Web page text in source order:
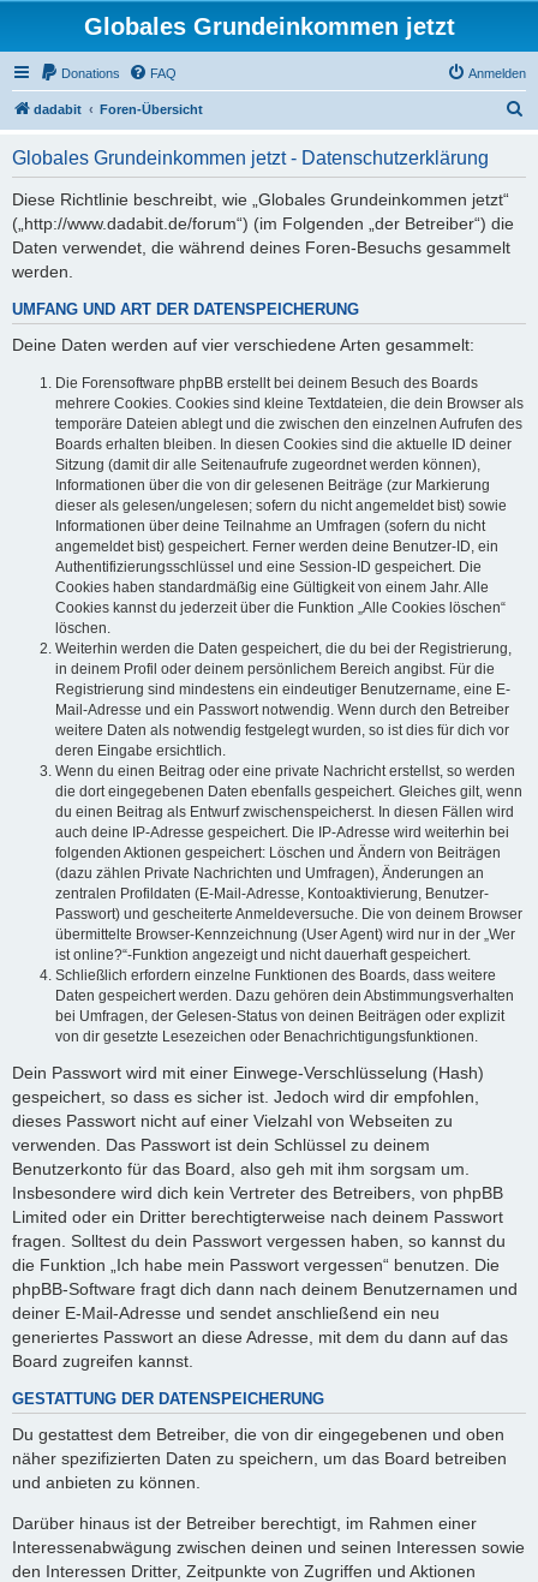
Globales Grundeinkommen jetzt
Donations FAQ Anmelden
dadabit Foren-Übersicht
Globales Grundeinkommen jetzt - Datenschutzerklärung
Diese Richtlinie beschreibt, wie „Globales Grundeinkommen jetzt“
(„http://www.dadabit.de/forum“) (im Folgenden „der Betreiber“) die
Daten verwendet, die während deines Foren-Besuchs gesammelt
werden.
UMFANG UND ART DER DATENSPEICHERUNG
Deine Daten werden auf vier verschiedene Arten gesammelt:
Die Forensoftware phpBB erstellt bei deinem Besuch des Boards
mehrere Cookies. Cookies sind kleine Textdateien, die dein Browser als
temporäre Dateien ablegt und die zwischen den einzelnen Aufrufen des
Boards erhalten bleiben. In diesen Cookies sind die aktuelle ID deiner
Sitzung (damit dir alle Seitenaufrufe zugeordnet werden können),
Informationen über die von dir gelesenen Beiträge (zur Markierung
dieser als gelesen/ungelesen; sofern du nicht angemeldet bist) sowie
Informationen über deine Teilnahme an Umfragen (sofern du nicht
angemeldet bist) gespeichert. Ferner werden deine Benutzer-ID, ein
Authentifizierungsschlüssel und eine Session-ID gespeichert. Die
Cookies haben standardmäßig eine Gültigkeit von einem Jahr. Alle
Cookies kannst du jederzeit über die Funktion „Alle Cookies löschen“
löschen.
Weiterhin werden die Daten gespeichert, die du bei der Registrierung,
in deinem Profil oder deinem persönlichem Bereich angibst. Für die
Registrierung sind mindestens ein eindeutiger Benutzername, eine E-
Mail-Adresse und ein Passwort notwendig. Wenn durch den Betreiber
weitere Daten als notwendig festgelegt wurden, so ist dies für dich vor
deren Eingabe ersichtlich.
Wenn du einen Beitrag oder eine private Nachricht erstellst, so werden
die dort eingegebenen Daten ebenfalls gespeichert. Gleiches gilt, wenn
du einen Beitrag als Entwurf zwischenspeicherst. In diesen Fällen wird
auch deine IP-Adresse gespeichert. Die IP-Adresse wird weiterhin bei
folgenden Aktionen gespeichert: Löschen und Ändern von Beiträgen
(dazu zählen Private Nachrichten und Umfragen), Änderungen an
zentralen Profildaten (E-Mail-Adresse, Kontoaktivierung, Benutzer-
Passwort) und gescheiterte Anmeldeversuche. Die von deinem Browser
übermittelte Browser-Kennzeichnung (User Agent) wird nur in der „Wer
ist online?“-Funktion angezeigt und nicht dauerhaft gespeichert.
Schließlich erfordern einzelne Funktionen des Boards, dass weitere
Daten gespeichert werden. Dazu gehören dein Abstimmungsverhalten
bei Umfragen, der Gelesen-Status von deinen Beiträgen oder explizit
von dir gesetzte Lesezeichen oder Benachrichtigungsfunktionen.
Dein Passwort wird mit einer Einwege-Verschlüsselung (Hash)
gespeichert, so dass es sicher ist. Jedoch wird dir empfohlen,
dieses Passwort nicht auf einer Vielzahl von Webseiten zu
verwenden. Das Passwort ist dein Schlüssel zu deinem
Benutzerkonto für das Board, also geh mit ihm sorgsam um.
Insbesondere wird dich kein Vertreter des Betreibers, von phpBB
Limited oder ein Dritter berechtigterweise nach deinem Passwort
fragen. Solltest du dein Passwort vergessen haben, so kannst du
die Funktion „Ich habe mein Passwort vergessen“ benutzen. Die
phpBB-Software fragt dich dann nach deinem Benutzernamen und
deiner E-Mail-Adresse und sendet anschließend ein neu
generiertes Passwort an diese Adresse, mit dem du dann auf das
Board zugreifen kannst.
GESTATTUNG DER DATENSPEICHERUNG
Du gestattest dem Betreiber, die von dir eingegebenen und oben
näher spezifizierten Daten zu speichern, um das Board betreiben
und anbieten zu können.
Darüber hinaus ist der Betreiber berechtigt, im Rahmen einer
Interessenabwägung zwischen deinen und seinen Interessen sowie
den Interessen Dritter, Zeitpunkte von Zugriffen und Aktionen